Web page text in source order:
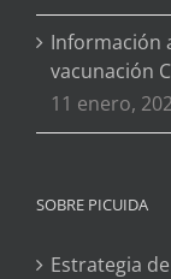
Información
vacunación
11 enero,
SOBRE PICUIDA
Estrategia